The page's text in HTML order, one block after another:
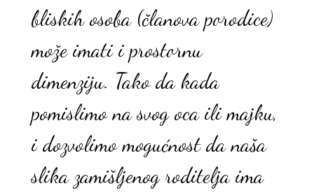
bliskih osoba (članova porodice)
može imati i prostornu
dimenziju. Tako da kada
pomislimo na svog oca ili majku,
i dozvolimo mogućnost da naša
slika zamišljenog roditelja ima